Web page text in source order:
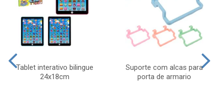
Tablet interativo bilingue
24x18cm
Suporte com alcas para
porta de armario